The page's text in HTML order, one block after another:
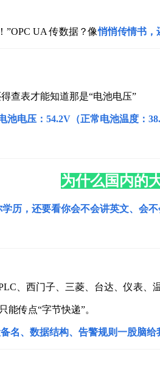
”OPC UA 传数据？像悄悄传情书，
查表才能知道那是“电池电压”
池电压：54.2V（正常电池温度：
为什么国内的
历，还要看你会不会讲英文、会
、西门子、三菱、台达、仪表
能传点“字节快递”。
名、数据结构、告警规则一股脑